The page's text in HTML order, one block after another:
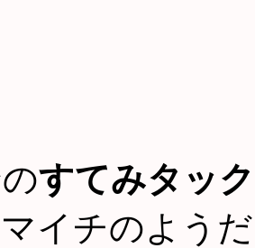
のすてみタッ
イチのようだ